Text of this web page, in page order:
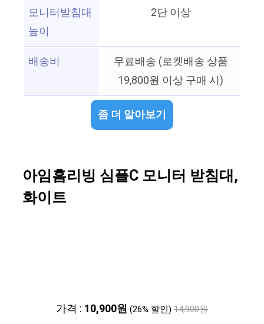
모니터받침대
높이
2단 이상
배송비
무료배송 (로켓배송 상품
19,800원 이상 구매 시)
좀 더 알아보기
아임홈리빙 심플C 모니터 받침대,
화이트
가격 : 10,900원 (26% 할인) 14,900원